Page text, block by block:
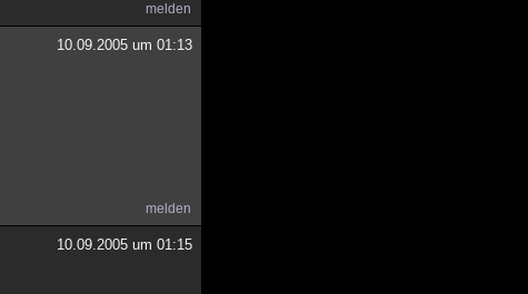
melden
10.09.2005 um 01:13
melden
10.09.2005 um 01:15